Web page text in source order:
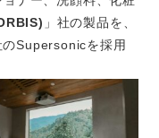
」社の製品を、
のSupersonicを採用